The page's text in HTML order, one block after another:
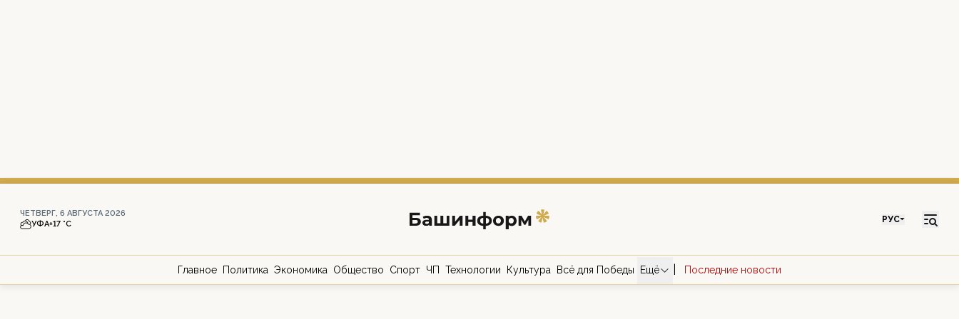
ЧЕТВЕРГ, 6 АВГУСТА 2026
УФА+17 °С РУС
Главное Политика Экономика Общество Спорт ЧП Технологии Культура Всё для Победы Ещё Последние новости